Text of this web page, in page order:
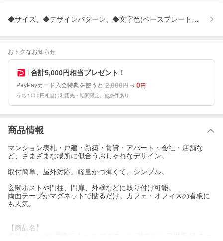
◆サイズ、◆デザインパターン、◆文字色(ベースプレートカラー)
おトクなお知らせ
合計5,000円相当プレゼント！
PayPayカード入会特典を使うと 2,000円 0円
うち2,000円相当は利用先・期間限定。他条件あり
商品情報
マンション表札・戸建・新築・賃貸・アパート・会社・店舗な
ど、さまざまな場所に似合うおしゃれなデザイン。
取付簡単、屋外対応。軽量かつ薄くて、シンプル。
玄関ポストや門柱、門扉、外壁などに取り付け可能。
両面テープかマグネットで貼るだけ。カフェ・オフィスの看板に
も人気。
【商品名】